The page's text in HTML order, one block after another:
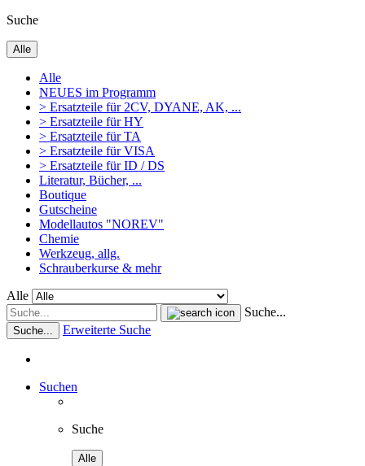
Suche
Alle
Alle
NEUES im Programm
> Ersatzteile für 2CV, DYANE, AK, ...
> Ersatzteile für HY
> Ersatzteile für TA
> Ersatzteile für VISA
> Ersatzteile für ID / DS
Literatur, Bücher, ...
Boutique
Gutscheine
Modellautos "NOREV"
Chemie
Werkzeug, allg.
Schrauberkurse & mehr
Alle
Suche...
Suche... Erweiterte Suche
Suchen
Suche
Alle